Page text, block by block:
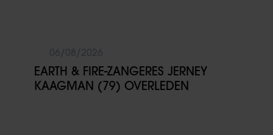
EARTH & FIRE-ZANGERES JERNEY
KAAGMAN (79) OVERLEDEN